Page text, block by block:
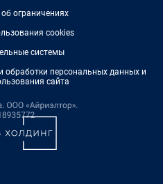
ограничениях
cookies
системы
обработки персональных данных и
сайта